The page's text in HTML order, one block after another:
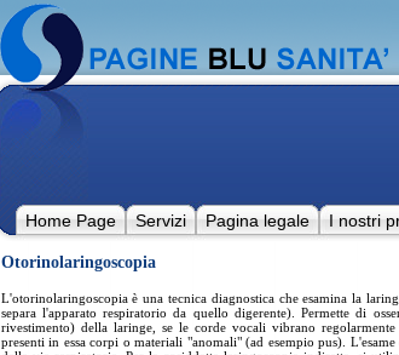
Home Page Servizi Pagina legale I nostri
Otorinolaringoscopia
L'otorinolaringoscopia è una tecnica diagnostica che esamina la
separa l'apparato respiratorio da quello digerente). Permette di
rivestimento) della laringe, se le corde vocali vibrano
presenti in essa corpi o materiali "anomali" (ad esempio pus).